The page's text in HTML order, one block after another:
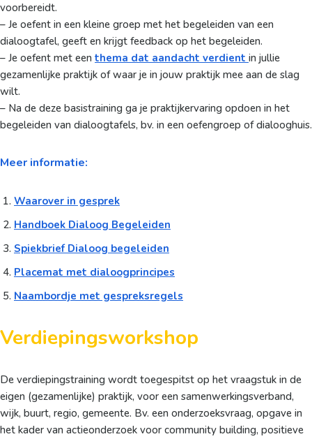
voorbereidt.
– Je oefent in een kleine groep met het begeleiden van een
dialoogtafel, geeft en krijgt feedback op het begeleiden.
– Je oefent met een thema dat aandacht verdient in jullie
gezamenlijke praktijk of waar je in jouw praktijk mee aan de slag
wilt.
– Na de deze basistraining ga je praktijkervaring opdoen in het
begeleiden van dialoogtafels, bv. in een oefengroep of dialooghuis.
Meer informatie:
Waarover in gesprek
Handboek Dialoog Begeleiden
Spiekbrief Dialoog begeleiden
Placemat met dialoogprincipes
Naambordje met gespreksregels
Verdiepingsworkshop
De verdiepingstraining wordt toegespitst op het vraagstuk in de
eigen (gezamenlijke) praktijk, voor een samenwerkingsverband,
wijk, buurt, regio, gemeente. Bv. een onderzoeksvraag, opgave in
het kader van actieonderzoek voor community building, positieve